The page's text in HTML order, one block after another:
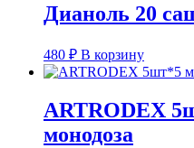
Дианоль 20
480 ₽ В корзину
ARTRODEX
монодоза